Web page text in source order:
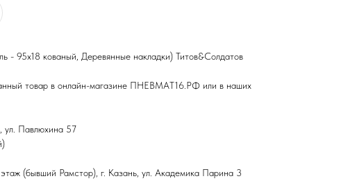
- 95х18 кованый, Деревянные накладки) Титов&Солдатов
товар в онлайн-магазине ПНЕВМАТ16.РФ или в наших
ул. Павлюхина 57
(бывший Рамстор), г. Казань, ул. Академика Парина 3